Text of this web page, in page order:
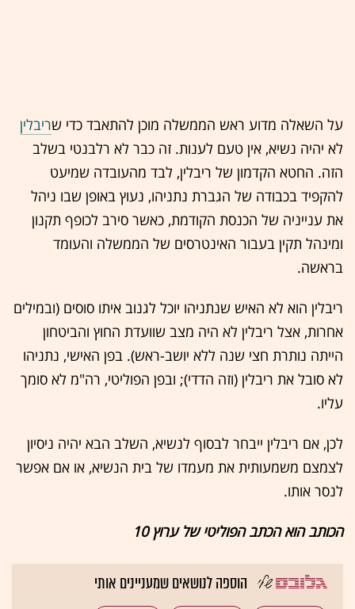
על השאלה מדוע ראש הממשלה מוכן להתאבד כדי שריבלין
לא יהיה נשיא, אין טעם לענות. זה כבר לא רלבנטי בשלב
הזה. החטא הקדמון של ריבלין, לבד מהעובדה שמיעט
להקפיד בכבודה של הגברת נתניהו, נעוץ באופן שבו ניהל
את ענייניה של הכנסת הקודמת, כאשר סירב לכופף תקנון
ומינהל תקין בעבור האינטרסים של הממשלה והעומד
בראשה.
ריבלין הוא לא האיש שנתניהו יוכל לגנוב איתו סוסים (ובמילים
אחרות, אצל ריבלין לא היה מצב שוועדת החוץ והביטחון
הייתה נותרת חצי שנה ללא יושב-ראש). בפן האישי, נתניהו
לא סובל את ריבלין (וזה הדדי); ובפן הפוליטי, רה"מ לא סומך
עליו.
לכן, אם ריבלין ייבחר לבסוף לנשיא, השלב הבא יהיה ניסיון
לצמצם משמעותית את מעמדו של בית הנשיא, או אם אפשר
לנסר אותו.
הכותב הוא הכתב הפוליטי של ערוץ 10
הוספה לנושאים שמעניינים אותי